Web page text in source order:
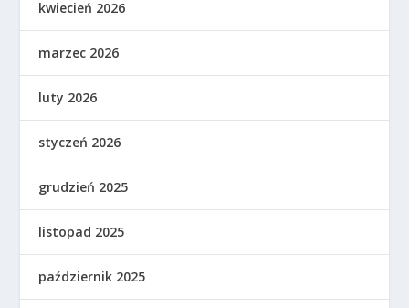
kwiecień 2026
marzec 2026
luty 2026
styczeń 2026
grudzień 2025
listopad 2025
październik 2025